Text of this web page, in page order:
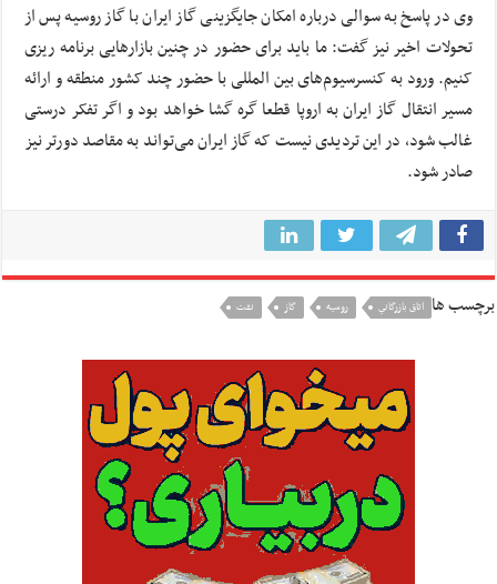
وی در پاسخ به سوالی درباره امکان جایگزینی گاز ایران با گاز روسیه پس از
تحولات اخیر نیز گفت: ما باید برای حضور در چنین بازارهایی برنامه ریزی
کنیم. ورود به کنسرسیوم‌های بین المللی با حضور چند کشور منطقه و ارائه
مسیر انتقال گاز ایران به اروپا قطعا گره گشا خواهد بود و اگر تفکر درستی
غالب شود، در این تردیدی نیست که گاز ایران می‌تواند به مقاصد دورتر نیز
صادر شود.
برچسب ها اتاق بازرگاني روسيه گاز نفت